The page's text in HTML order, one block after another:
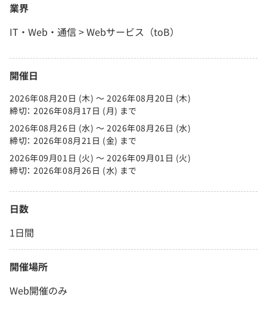
業界
IT・Web・通信 > Webサービス（toB）
開催日
2026年08月20日 (木) 〜 2026年08月20日 (木)
締切： 2026年08月17日 (月) まで
2026年08月26日 (水) 〜 2026年08月26日 (水)
締切： 2026年08月21日 (金) まで
2026年09月01日 (火) 〜 2026年09月01日 (火)
締切： 2026年08月26日 (水) まで
日数
1日間
開催場所
Web開催のみ